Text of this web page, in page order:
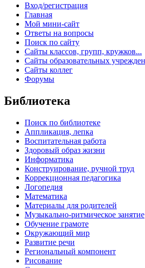
Вход/регистрация
Главная
Мой мини-сайт
Ответы на вопросы
Поиск по сайту
Сайты классов, групп, кружков...
Сайты образовательных
Сайты коллег
Форумы
Библиотека
Поиск по библиотеке
Аппликация, лепка
Воспитательная работа
Здоровый образ жизни
Информатика
Конструирование, ручной труд
Коррекционная педагогика
Логопедия
Математика
Материалы для родителей
Музыкально-ритмическое занятие
Обучение грамоте
Окружающий мир
Развитие речи
Региональный компонент
Рисование